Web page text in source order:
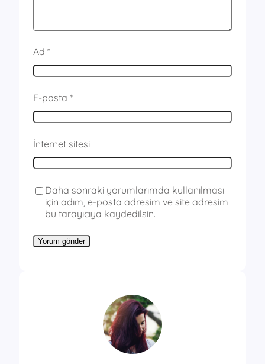
Ad *
E-posta *
İnternet sitesi
Daha sonraki yorumlarımda kullanılması
için adım, e-posta adresim ve site adresim
bu tarayıcıya kaydedilsin.